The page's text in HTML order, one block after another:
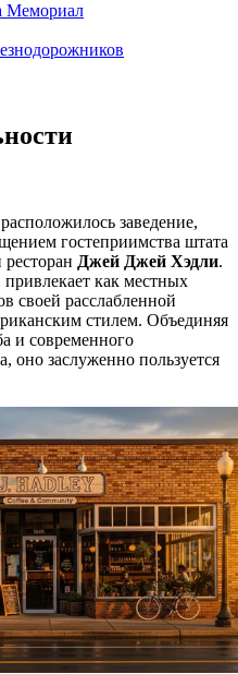
Мемориал
расположилось заведение,
гостеприимства штата
Джей Джей Хэдли.
привлекает как местных
своей расслабленной
стилем. Объединяя
и современного
оно заслуженно пользуется